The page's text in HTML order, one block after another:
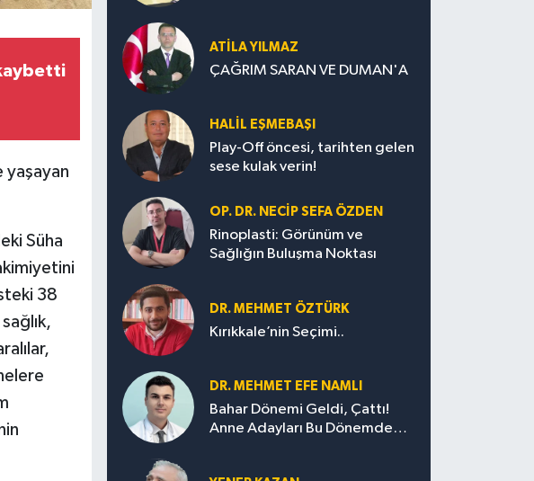
yaşayan
Süha
38
ATILA YILMAZ
ÇAĞRIM SARAN VE DUMAN'A
HALIL EŞMEBAŞI
Play-Off öncesi, tarihten gelen
sese kulak verin!
OP. DR. NECIP SEFA ÖZDEN
Rinoplasti: Görünüm ve
Sağlığın Buluşma Noktası
DR. MEHMET ÖZTÜRK
Kırıkkale’nin Seçimi..
DR. MEHMET EFE NAMLI
Bahar Dönemi Geldi, Çattı!
Anne Adayları Bu Dönemde